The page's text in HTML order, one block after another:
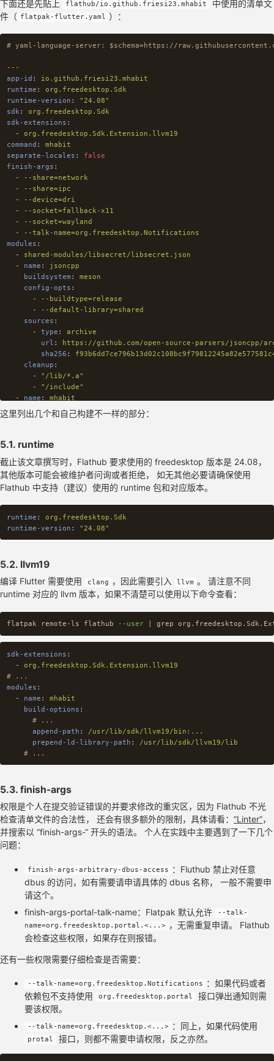
下面还是先贴上 flathub/io.github.friesi23.mhabit
中使用的清单文
件（ flatpak-flutter.yaml ）：
# yaml-language-server: $schema=https://
---
app-id :
io.github.friesi23.mhabit
runtime :
org.freedesktop.Sdk
runtime-version : "24.08"
sdk:
org.freedesktop.Sdk
sdk-extensions :
-
org.freedesktop.Sdk.Extension.llvm19
command :
mhabit
separate-locales :
false
finish-args :
-
--share=network
-
--share=ipc
-
--device=dri
-
--socket=fallback-x11
-
--socket=wayland
-
--talk-name=org.freedesktop.Notifications
modules :
-
shared-modules/libsecret/libsecret.json
-
name :
jsoncpp
buildsystem :
meson
config-opts :
-
--buildtype=release
-
--default-library=shared
sources :
-
type :
archive
url :
https://github.com/open-source-parsers/jsoncpp/
sha256 :
cleanup :
-
" /lib/*.a"
-
" /include"
-
name :
mhabit
buildsystem: simple
build-options:
x86_64
BUNDLE_PATH:
build/linux/x64/release/bundle
aarch64:
env
:
/usr/lib/sdk/llvm19/bin:/run/build/
prepend-ld-library-path
env:
PUB_CACHE: /run/build/mhabit/.pub-cache
- flutter build linux --release
- install -Dm644 assets/logo/macos.svg /app/share/
-
install -Dm644 flatpak/
cp -r $BUNDLE_PATH/data /app/bin/data
sources:
-
type :
git
url:
https://github.com/FriesI23/mhabit.git
disable-submodules
-
type:
git
tag :
3.24.5
dest : flutter
这里列出几个和自己构建不一样的部分：
5.1. runtime
截止该文章撰写时，Flathub 要求使用的 freedesktop 版本是 24.08，
其他版本可能会被维护者问询或者拒绝， 如无其他必要请确保使用
Flathub 中支持（建议）使用的 runtime 包和对应版本。
runtime :
org.freedesktop.Sdk
runtime-version : " 24.08"
5.2. llvm19
编译 Flutter 需要使用 clang ，因此需要引入 llvm 。 请注意不同
runtime 对应的 llvm 版本，如果不清楚可以使用以下命令查看：
flatpak remote-ls flathub --user | grep
sdk-extensions :
-
org.freedesktop.Sdk.Extension.llvm19
# ...
modules :
-
name :
mhabit
build-options :
# ...
append-path :
/usr/lib/sdk/llvm19/bin:...
prepend-ld-library-path :
/usr/lib/sdk/llvm19/lib
# ...
5.3. finish-args
权限是个人在提交验证错误的并要求修改的重灾区，因为 Flathub 不光
检查清单文件的合法性， 还会有很多额外的限制，具体请看： “Linter”，
并搜索以 “finish-args-“ 开头的语法。 个人在实践中主要遇到了一下几个
问题：
finish-args-arbitrary-dbus-access
：Fluthub 禁止对任意
dbus 的访问，如有需要请申请具体的 dbus 名称， 一般不需要申
请这个。
finish-args-portal-talk-name：Flatpak 默认允许
--talk-
name=org.freedesktop.portal.<...> ，无需重复申请。 Flathub
会检查这些权限，如果存在则报错。
还有一些权限需要仔细检查是否需要：
--talk-name=org.freedesktop.Notifications
：如果代码或者
依赖包不支持使用
org.freedesktop.portal
接口弹出通知则需
要该权限。
--talk-name=org.freedesktop.<...> ：同上，如果代码使用
protal 接口，则都不需要申请权限，反之亦然。